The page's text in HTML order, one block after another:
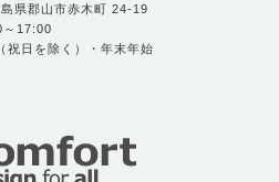
県郡山市赤木町 24-19
～17:00
祝日を除く）・年末年始